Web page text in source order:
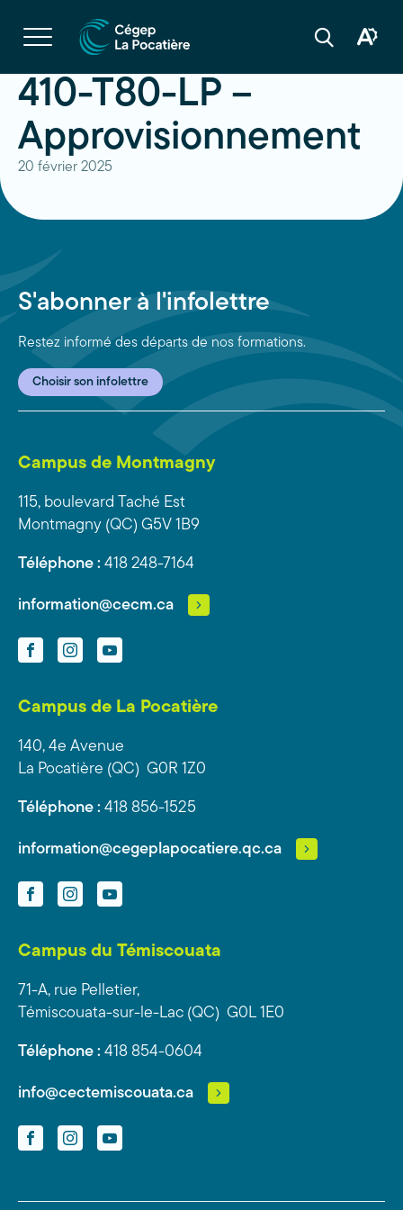
Ouvrir
la
navigation
site
Ouvrir
Ouvrir
410-T80-LP –
Approvisionnement
20 février 2025
S'abonner à l'infolettre
Restez informé des départs de nos formations.
Choisir son infolettre
Campus de Montmagny
115, boulevard Taché Est
Montmagny (QC) G5V 1B9
Téléphone : 418 248-7164
information@cecm.ca
FacebookInstagramYouTube
Campus de La Pocatière
140, 4e Avenue
La Pocatière (QC) G0R 1Z0
Téléphone : 418 856-1525
information@cegeplapocatiere.qc.ca
FacebookInstagramYouTube
Campus du Témiscouata
71-A, rue Pelletier,
Témiscouata-sur-le-Lac (QC) G0L 1E0
Téléphone : 418 854-0604
info@cectemiscouata.ca
FacebookInstagramYouTube